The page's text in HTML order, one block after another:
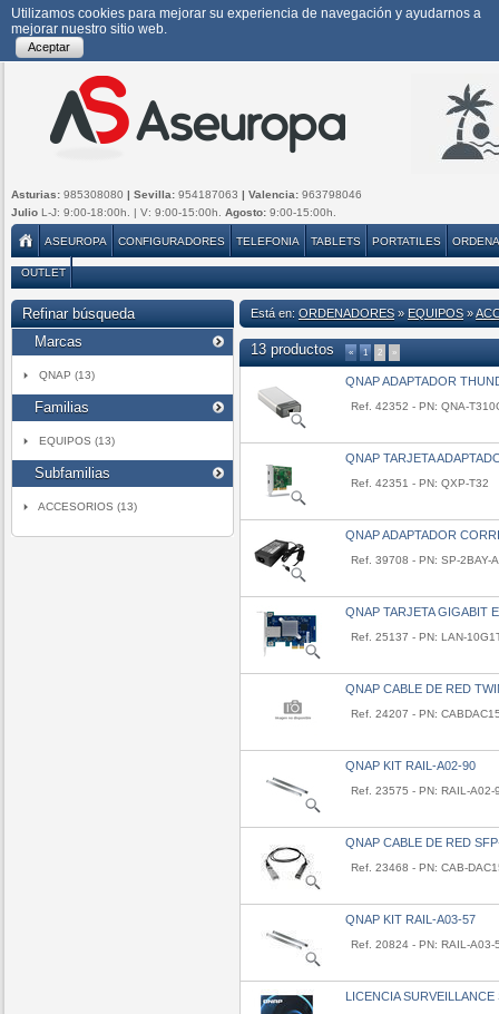
Utilizamos cookies para mejorar su experiencia de navegación y ayudarnos a
mejorar nuestro sitio web.
Aceptar
Asturias: 985308080 | Sevilla: 954187063 | Valencia: 963798046
Julio L-J: 9:00-18:00h. | V: 9:00-15:00h. Agosto: 9:00-15:00h.
ASEUROPA CONFIGURADORES TELEFONIA TABLETS PORTATILES
OUTLET
Refinar búsqueda
Marcas
QNAP (13)
Familias
EQUIPOS (13)
Subfamilias
ACCESORIOS (13)
Está en: ORDENADORES » EQUIPOS »
13 productos « 1 2 »
QNAP ADAPTADOR
Ref. 42352 - PN: QNA-
QNAP TARJETA
Ref. 42351 - PN: QXP-T32
QNAP ADAPTADOR
Ref. 39708 - PN: SP-2BAY-
QNAP TARJETA GIGABIT
Ref. 25137 - PN: LAN-
QNAP CABLE DE RED
Ref. 24207 - PN:
QNAP KIT RAIL-A02-90
Ref. 23575 - PN: RAIL-A02-
QNAP CABLE DE RED
Ref. 23468 - PN: CAB-
QNAP KIT RAIL-A03-57
Ref. 20824 - PN: RAIL-A03-
LICENCIA